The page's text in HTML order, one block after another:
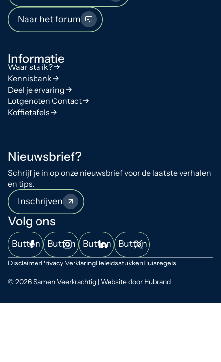
Naar het forum
Informatie
Waar sta ik?
Kennisbank
Deel je ervaring
Lotgenoten Contact
Koffietafels
Nieuwsbrief?
Schrijf je in op onze nieuwsbrief voor de laatste verhalen
en tips.
Inschrijven
Volg ons
Button Button Button Button
© 2026 Samen Veerkrachtig | Website door Hubrand
DisclaimerPrivacy VerklaringBeleidsstukkenHuisregels